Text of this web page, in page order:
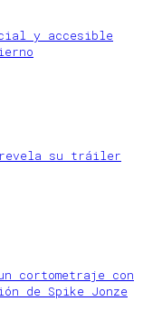
y accesible
revela su tráiler
cortometraje con
de Spike Jonze